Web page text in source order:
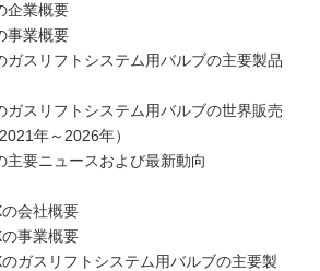
企業概要
事業概要
ガスリフトシステム用バルブの主要製品
ガスリフトシステム用バルブの世界販売
年～2026年）
主要ニュースおよび最新動向
会社概要
事業概要
ガスリフトシステム用バルブの主要製